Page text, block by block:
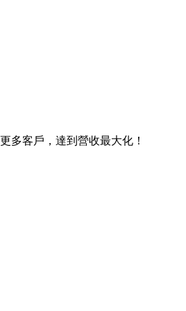
多客戶，達到營收最大化！